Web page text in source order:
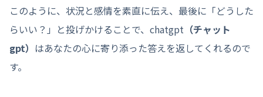
このように、状況と感情を素直に伝え、最後に「どうした
らいい？」と投げかけることで、chatgpt （チャット
gpt） はあなたの心に寄り添った答えを返してくれるので
す。